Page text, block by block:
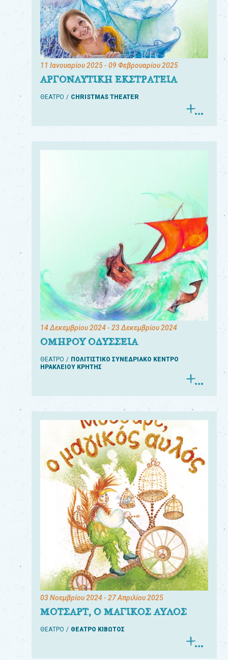
11 Ιανουαρίου 2025- 09 Φεβρουαρίου 2025
ΑΡΓΟΝΑΥΤΙΚΗ ΕΚΣΤΡΑΤΕΙΑ
ΘΕΑΤΡΟ CHRISTMAS THEATER
14 Δεκεμβρίου 2024- 23 Δεκεμβρίου 2024
ΟΜΗΡΟΥ ΟΔΥΣΣΕΙΑ
ΘΕΑΤΡΟ
ΠΟΛΙΤΙΣΤΙΚΟ ΣΥΝΕΔΡΙΑΚΟ ΚΕΝΤΡΟ
ΗΡΑΚΛΕΙΟΥ ΚΡΗΤΗΣ
03 Νοεμβρίου 2024- 27 Απριλίου 2025
ΜΟΤΣΑΡΤ, Ο ΜΑΓΙΚΟΣ ΑΥΛΟΣ
ΘΕΑΤΡΟ ΘΕΑΤΡΟ ΚΙΒΩΤΟΣ